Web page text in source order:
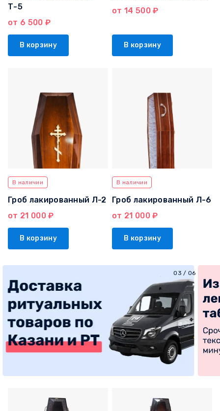
Т-5
от 6 500 ₽
В корзину
от 14 500 ₽
В корзину
В наличии
Гроб лакированный Л-2
от 21 000 ₽
В корзину
В наличии
Гроб лакированный Л-6
от 21 000 ₽
В корзину
03 / 06